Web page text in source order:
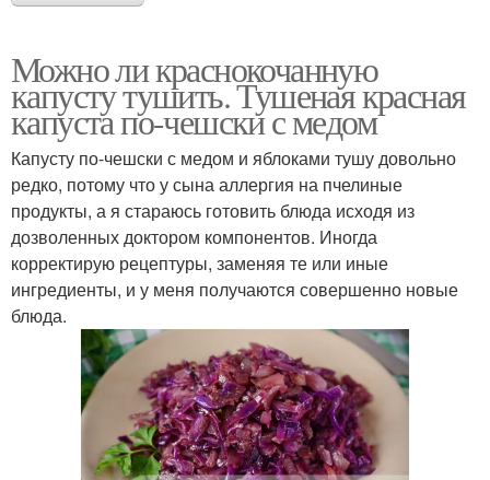
Можно ли краснокочанную
капусту тушить. Тушеная красная
капуста по-чешски с медом
Капусту по-чешски с медом и яблоками тушу довольно
редко, потому что у сына аллергия на пчелиные
продукты, а я стараюсь готовить блюда исходя из
дозволенных доктором компонентов. Иногда
корректирую рецептуры, заменяя те или иные
ингредиенты, и у меня получаются совершенно новые
блюда.